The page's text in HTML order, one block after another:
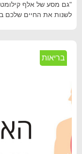
לשנות את החיים שלכם ב10 דקות
בריאות